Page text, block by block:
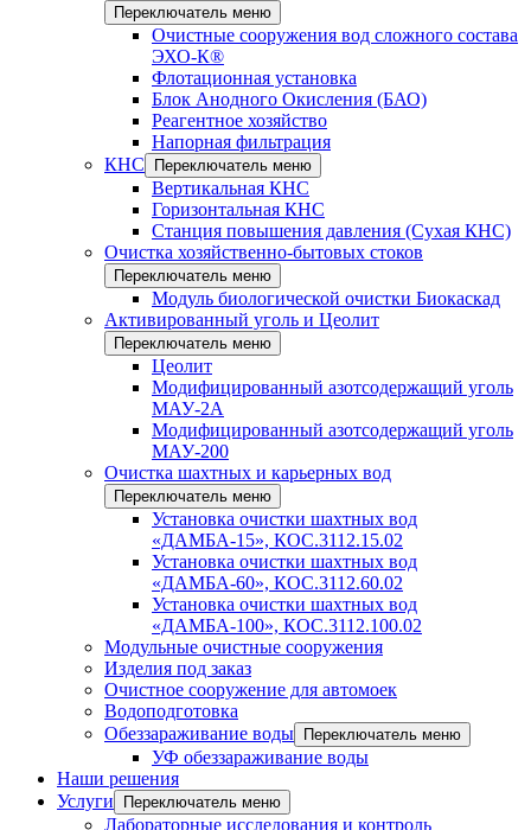
Переключатель меню
Очистные сооружения вод сложного состава
ЭХО-К®
Флотационная установка
Блок Анодного Окисления (БАО)
Реагентное хозяйство
Напорная фильтрация
КНС
Переключатель меню
Вертикальная КНС
Горизонтальная КНС
Станция повышения давления (Сухая КНС)
Очистка хозяйственно-бытовых стоков
Переключатель меню
Модуль биологической очистки Биокаскад
Активированный уголь и Цеолит
Переключатель меню
Цеолит
Модифицированный азотсодержащий уголь
МАУ-2А
Модифицированный азотсодержащий уголь
МАУ-200
Очистка шахтных и карьерных вод
Переключатель меню
Установка очистки шахтных вод
«ДАМБА-15», КОС.3112.15.02
Установка очистки шахтных вод
«ДАМБА-60», КОС.3112.60.02
Установка очистки шахтных вод
«ДАМБА-100», КОС.3112.100.02
Модульные очистные сооружения
Изделия под заказ
Очистное сооружение для автомоек
Водоподготовка
Обеззараживание воды
Переключатель меню
УФ обеззараживание воды
Наши решения
Услуги
Переключатель меню
Лабораторные исследования и контроль